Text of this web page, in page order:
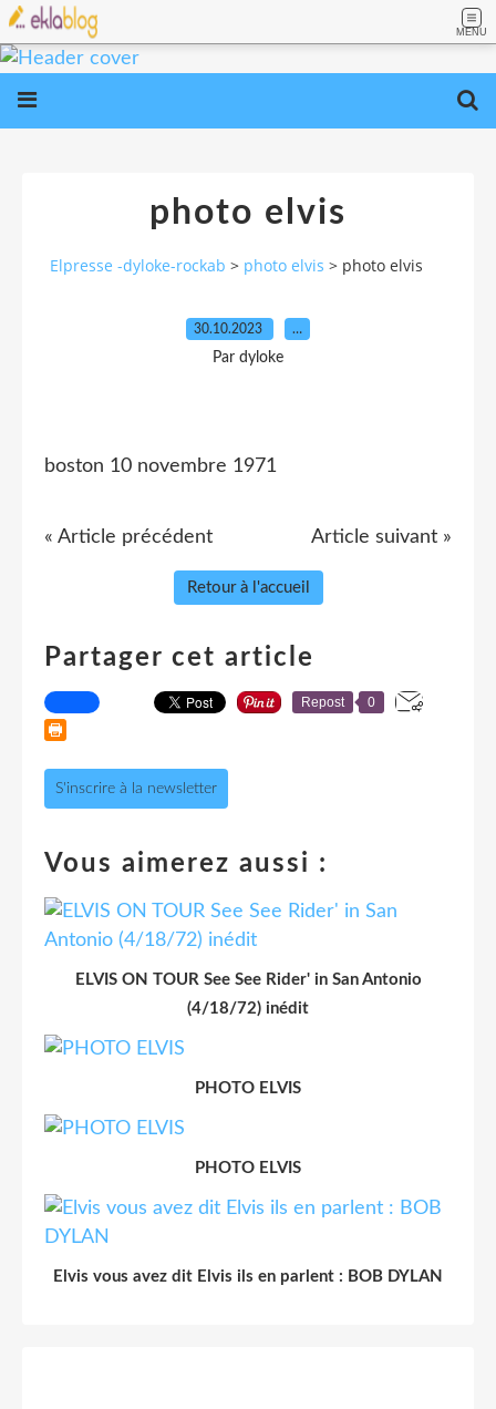
MENU
photo elvis
Elpresse -dyloke-rockab > photo elvis > photo elvis
30.10.2023 …
Par dyloke
boston 10 novembre 1971
« Article précédent Article suivant »
Retour à l'accueil
Partager cet article
Repost 0
S'inscrire à la newsletter
Vous aimerez aussi :
ELVIS ON TOUR See See Rider' in San Antonio
(4/18/72) inédit
PHOTO ELVIS
PHOTO ELVIS
Elvis vous avez dit Elvis ils en parlent : BOB DYLAN